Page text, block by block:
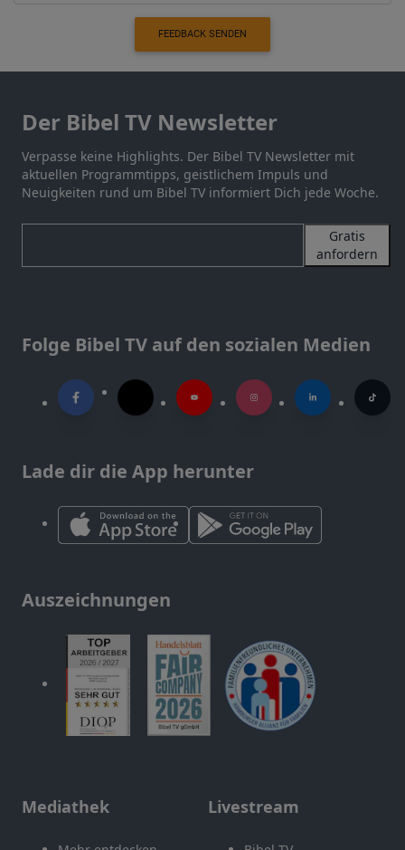
FEEDBACK SENDEN
Der Bibel TV Newsletter
Verpasse keine Highlights. Der Bibel TV Newsletter mit
aktuellen Programmtipps, geistlichem Impuls und
Neuigkeiten rund um Bibel TV informiert Dich jede Woche.
Gratis
anfordern
Folge Bibel TV auf den sozialen Medien
Lade dir die App herunter
Auszeichnungen
Mediathek Livestream